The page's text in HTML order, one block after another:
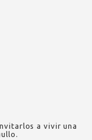
a vivir una